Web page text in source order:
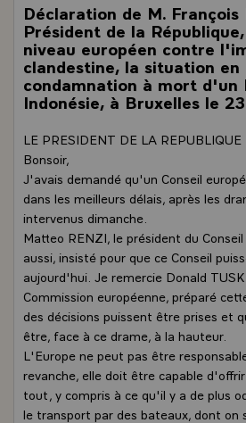
Déclaration de M. François
Président de la
niveau européen contre
clandestine, la situation
condamnation à mort d'un
Indonésie, à Bruxelles le
LE PRESIDENT DE LA REPUBLIQUE
Bonsoir,
J'avais demandé qu'un Conseil
dans les meilleurs délais, après les
intervenus dimanche.
Matteo RENZI, le président du
aussi, insisté pour que ce Conseil
aujourd'hui. Je remercie Donald
Commission européenne, préparé
des décisions puissent être prises et
être, face à ce drame, à la hauteur.
L'Europe ne peut pas être
revanche, elle doit être capable
tout, y compris à ce qu'il y a de plus
le transport par des bateaux, dont